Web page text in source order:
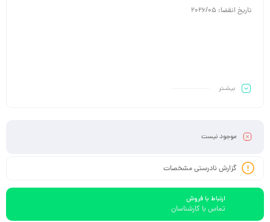
تاریخ انقضا: 2026/05
بیشـتر
موجود نیست
گزارش نادرستی مشخصات
ارتباط با فروش
تماس با کارشناسان